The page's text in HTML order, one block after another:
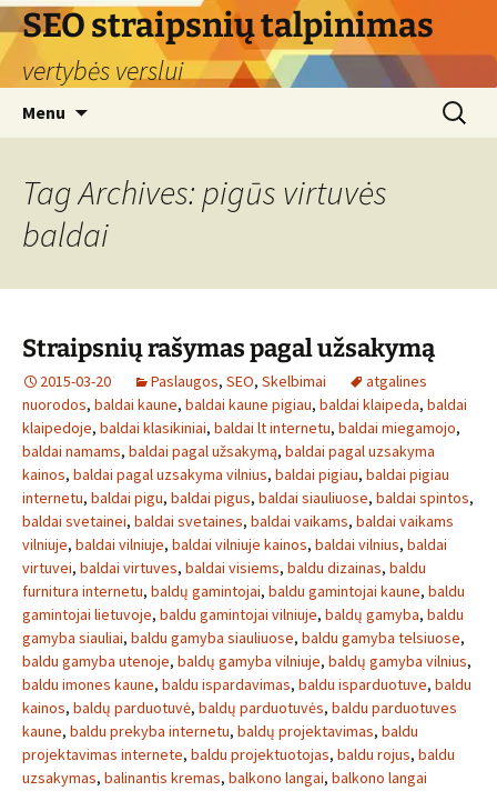
Skip
to
content
SEO straipsnių talpinimas
vertybės verslui
Menu
Search
for:
Tag Archives: pigūs virtuvės
baldai
Straipsnių rašymas pagal užsakymą
2015-03-20 Paslaugos, SEO, Skelbimai
atgalines
nuorodos, baldai kaune, baldai kaune pigiau, baldai klaipeda, baldai
klaipedoje, baldai klasikiniai, baldai lt internetu, baldai miegamojo,
baldai namams, baldai pagal užsakymą, baldai pagal uzsakyma
kainos, baldai pagal uzsakyma vilnius, baldai pigiau, baldai pigiau
internetu, baldai pigu, baldai pigus, baldai siauliuose, baldai spintos,
baldai svetainei, baldai svetaines, baldai vaikams, baldai vaikams
vilniuje, baldai vilniuje, baldai vilniuje kainos, baldai vilnius, baldai
virtuvei, baldai virtuves, baldai visiems, baldu dizainas, baldu
furnitura internetu, baldų gamintojai, baldu gamintojai kaune, baldu
gamintojai lietuvoje, baldu gamintojai vilniuje, baldų gamyba, baldu
gamyba siauliai, baldu gamyba siauliuose, baldu gamyba telsiuose,
baldu gamyba utenoje, baldų gamyba vilniuje, baldų gamyba vilnius,
baldu imones kaune, baldu ispardavimas, baldu isparduotuve, baldu
kainos, baldų parduotuvė, baldų parduotuvės, baldu parduotuves
kaune, baldu prekyba internetu, baldų projektavimas, baldu
projektavimas internete, baldu projektuotojas, baldu rojus, baldu
uzsakymas, balinantis kremas, balkono langai, balkono langai